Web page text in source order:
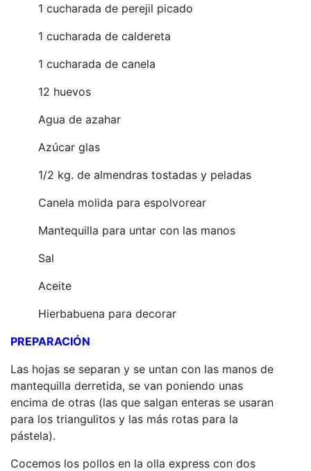
1 cucharada de perejil picado
1 cucharada de caldereta
1 cucharada de canela
12 huevos
Agua de azahar
Azúcar glas
1/2 kg. de almendras tostadas y peladas
Canela molida para espolvorear
Mantequilla para untar con las manos
Sal
Aceite
Hierbabuena para decorar
PREPARACIÓN
Las hojas se separan y se untan con las manos de
mantequilla derretida, se van poniendo unas
encima de otras (las que salgan enteras se usaran
para los triangulitos y las más rotas para la
pástela).
Cocemos los pollos en la olla express con dos